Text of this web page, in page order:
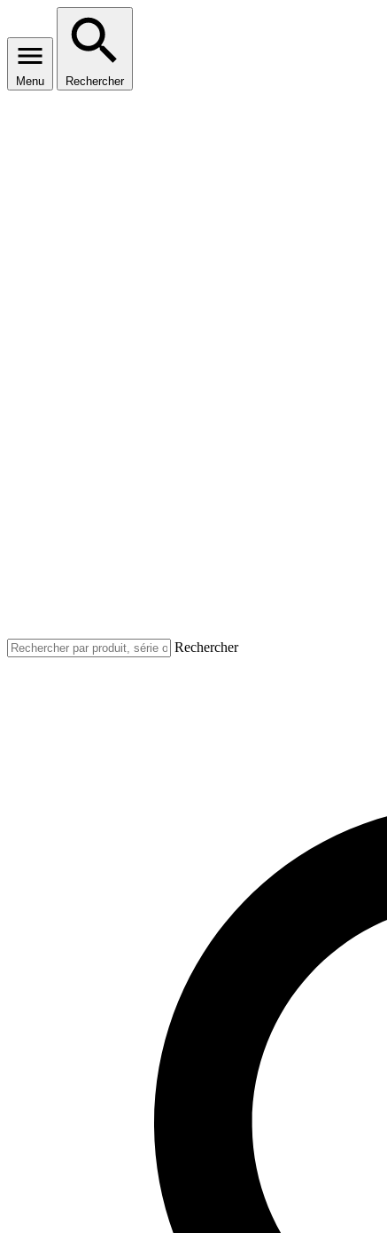
Menu Rechercher
Rechercher